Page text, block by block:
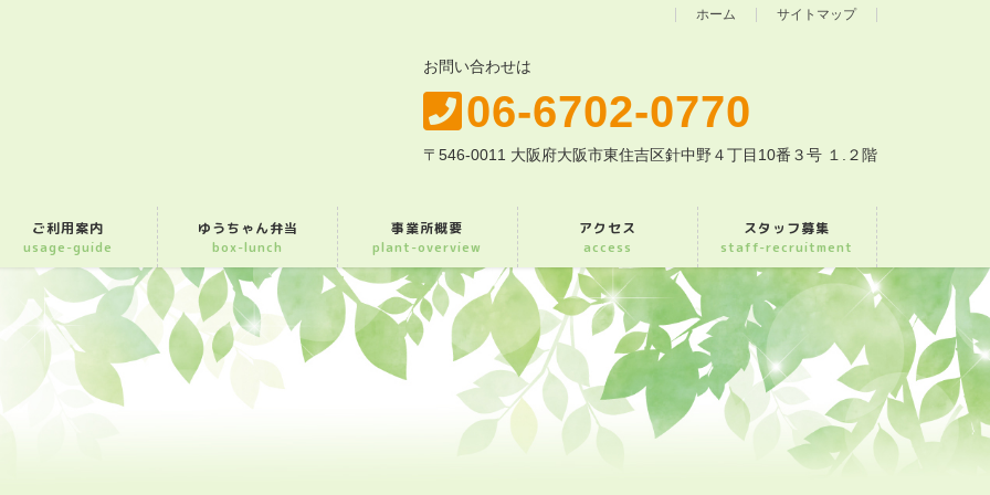
ホーム サイトマップ
お問い合わせは
06-6702-0770
〒546-0011 大阪府大阪市東住吉区針中野４丁目10番３号 １.２階
ご利用案内
usage-guide
ゆうちゃん弁当
box-lunch
事業所概要
plant-overview
アクセス
access
スタッフ募集
staff-recruitment